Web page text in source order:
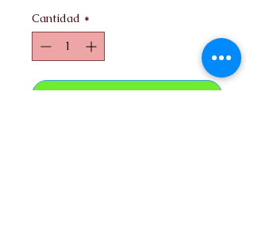
Cantidad *
Agregar al carrito